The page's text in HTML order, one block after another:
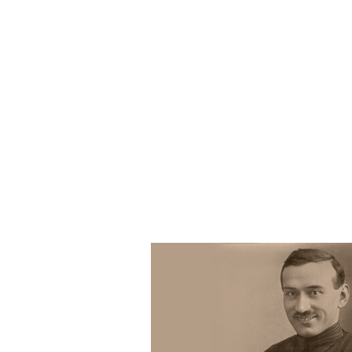
. О недопуске А. Ф.
количества «учеников»
интерес к мнению
астрономией. О
к музыке; продолжение
и В. М. Лосевых.
Воспоминания О. С.
Попове, С. И.
и других. Аспирантура
условия жизни
Гачев и другие. О
в послевоенное время;